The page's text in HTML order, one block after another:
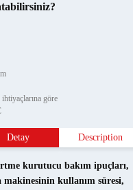
göre
Detay Description
kurutucu bakım ipuçları,
kullanım süresi,